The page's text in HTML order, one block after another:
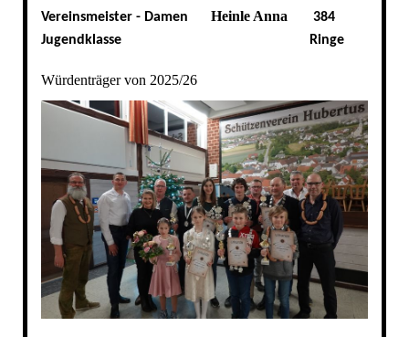
Vereinsmeister - Damen
Jugendklasse
Heinle Anna
384
Ringe
Würdenträger von 2025/26